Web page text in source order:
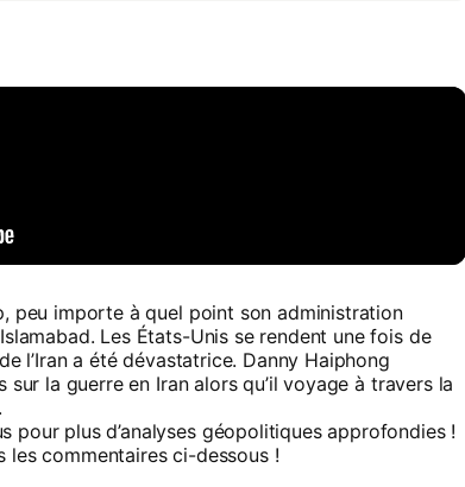
peu importe à quel point son administration
Les États-Unis se rendent une fois de
l’Iran a été dévastatrice. Danny Haiphong
sur la guerre en Iran alors qu’il voyage à travers la
pour plus d’analyses géopolitiques approfondies !
les commentaires ci-dessous !